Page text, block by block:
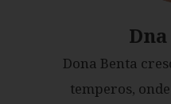
Dona Benta
temperos,